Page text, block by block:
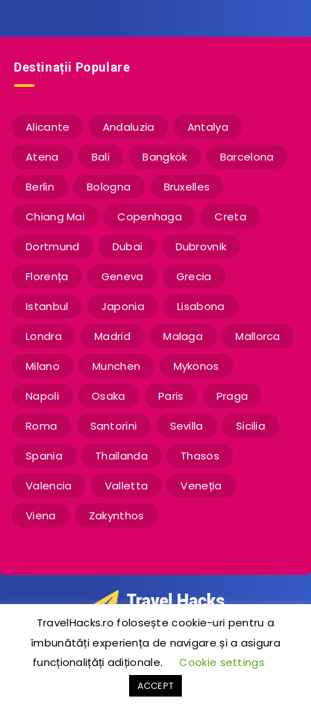
Destinații Populare
Alicante Andaluzia Antalya
Atena Bali Bangkok Barcelona
Berlin Bologna Bruxelles
Chiang Mai Copenhaga Creta
Dortmund Dubai Dubrovnik
Florența Geneva Grecia
Istanbul Japonia Lisabona
Londra Madrid Malaga Mallorca
Milano Munchen Mykonos
Napoli Osaka Paris Praga
Roma Santorini Sevilla Sicilia
Spania Thailanda Thasos
Valencia Valletta Veneția
Viena Zakynthos
2020-2024 © TravelHacks.ro
TravelHacks.ro folosește cookie-uri pentru a
îmbunătăți experiența de navigare și a asigura
funcționalițăți adiționale.
Cookie settings
ACCEPT